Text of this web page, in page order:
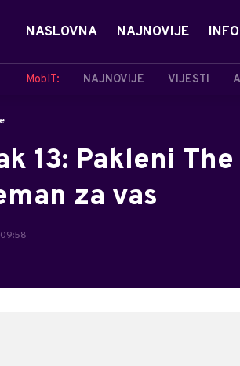
NASLOVNA NAJNOVIJE INFO
MobIT: NAJNOVIJE VIJESTI
13: Pakleni
za vas
09:58